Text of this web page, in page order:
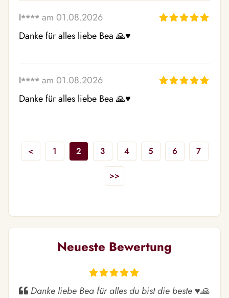
l**** am 01.08.2026
Danke für alles liebe Bea 🙏♥️
l**** am 01.08.2026
Danke für alles liebe Bea 🙏♥️
< 1 2 3 4 5 6 7
>>
Neueste Bewertung
Danke liebe Bea für alles du bist die beste ♥️🙏